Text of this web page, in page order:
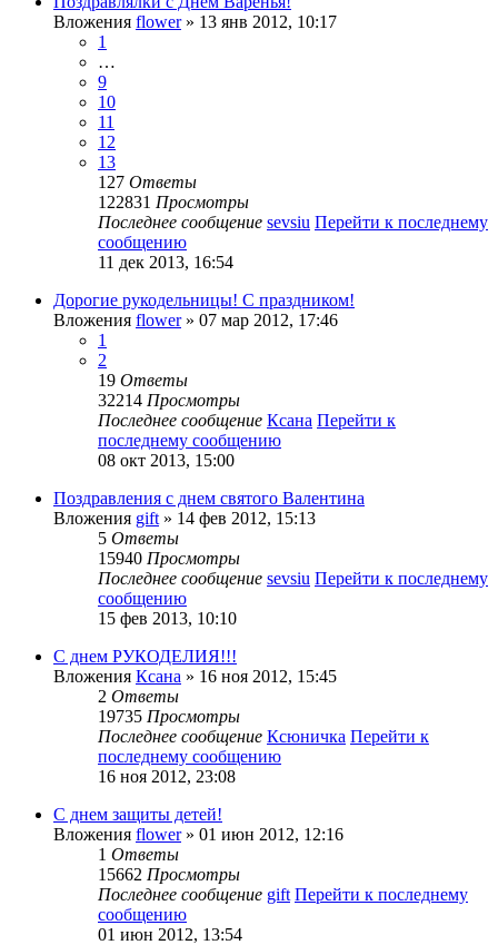
Вложения flower» 13 янв 2012, 10:17
1
…
9
10
11
12
13
127 Ответы
122831 Просмотры
Последнее сообщение sevsiu Перейти к последнему
сообщению
11 дек 2013, 16:54
Дорогие рукодельницы! С праздником!
Вложения flower» 07 мар 2012, 17:46
1
2
19 Ответы
32214 Просмотры
Последнее сообщение Ксана Перейти к
последнему сообщению
08 окт 2013, 15:00
Поздравления с днем святого Валентина
Вложения gift » 14 фев 2012, 15:13
5 Ответы
15940 Просмотры
Последнее сообщение sevsiu Перейти к последнему
сообщению
15 фев 2013, 10:10
С днем РУКОДЕЛИЯ!!!
Вложения Ксана » 16 ноя 2012, 15:45
2 Ответы
19735 Просмотры
Последнее сообщение Ксюничка Перейти к
последнему сообщению
16 ноя 2012, 23:08
С днем защиты детей!
Вложения flower» 01 июн 2012, 12:16
1 Ответы
15662 Просмотры
Последнее сообщение gift Перейти к последнему
сообщению
01 июн 2012, 13:54